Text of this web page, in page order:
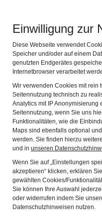
Einwilligung zur
Diese Webseite verwendet
Speicher und/oder auf einem
genutzten Endgerätes
Internetbrowser verarbeitet
Wir verwenden Cookies mit rein
Seitennutzung technisch zu
Analytics mit IP Anonymisierung
Seitennutzung, wenn Sie uns
Funktionalitäten, wie die
Maps sind ebenfalls optional
werden. Sie finden hierzu
und in unseren
Wenn Sie auf „Einstellungen
akzeptieren“ klicken, erklären
gewählten Cookies/
Sie können Ihre Auswahl
oder widerrufen indem Sie
Datenschutzhinweisen nutzen.
Stadtmuseum Erlangen
Entdecken Sie Erlangens
Erlangen –